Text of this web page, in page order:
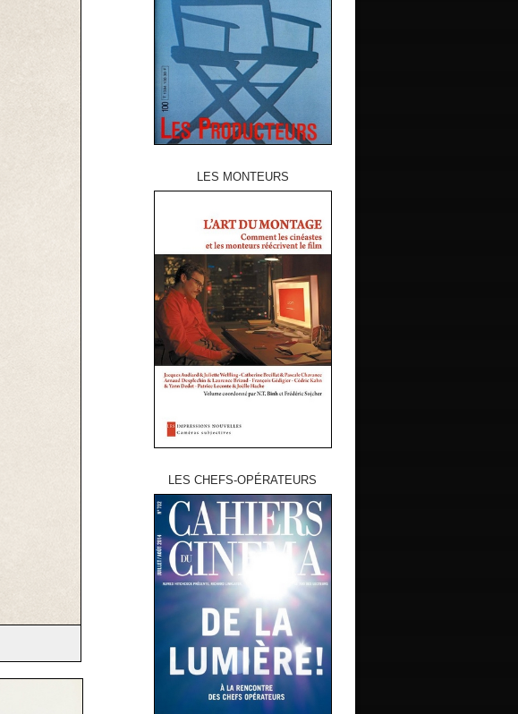
LES MONTEURS
LES CHEFS-OPÉRATEURS